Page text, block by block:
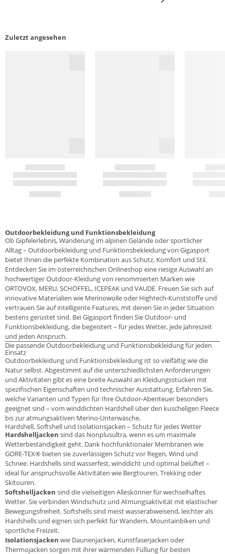
Zuletzt angesehen
Outdoorbekleidung und Funktionsbekleidung
Ob Gipfelerlebnis, Wanderung im alpinen Gelände oder sportlicher
Alltag – Outdoorbekleidung und Funktionsbekleidung von Gigasport
bietet Ihnen die perfekte Kombination aus Schutz, Komfort und Stil.
Entdecken Sie im österreichischen Onlineshop eine riesige Auswahl an
hochwertiger Outdoor-Kleidung von renommierten Marken wie
ORTOVOX, MERU, SCHÖFFEL, ICEPEAK und VAUDE. Freuen Sie sich auf
innovative Materialien wie Merinowolle oder Hightech-Kunststoffe und
vertrauen Sie auf intelligente Features, mit denen Sie in jeder Situation
bestens gerüstet sind. Bei Gigasport finden Sie Outdoor- und
Funktionsbekleidung, die begeistert – für jedes Wetter, jede Jahreszeit
und jeden Anspruch.
Die passende Outdoorbekleidung und Funktionsbekleidung für jeden
Einsatz
Outdoorbekleidung und Funktionsbekleidung ist so vielfältig wie die
Natur selbst. Abgestimmt auf die unterschiedlichsten Anforderungen
und Aktivitäten gibt es eine breite Auswahl an Kleidungsstücken mit
spezifischen Eigenschaften und technischer Ausstattung. Erfahren Sie,
welche Varianten und Typen für Ihre Outdoor-Abenteuer besonders
geeignet sind – vom winddichten Hardshell über den kuscheligen Fleece
bis zur atmungsaktiven Merino-Unterwäsche.
Hardshell, Softshell und Isolationsjacken – Schutz für jedes Wetter
Hardshelljacken sind das Nonplusultra, wenn es um maximale
Wetterbeständigkeit geht. Dank hochfunktionaler Membranen wie
GORE-TEX® bieten sie zuverlässigen Schutz vor Regen, Wind und
Schnee. Hardshells sind wasserfest, winddicht und optimal belüftet –
ideal für anspruchsvolle Aktivitäten wie Bergtouren, Trekking oder
Skitouren.
Softshelljacken sind die vielseitigen Alleskönner für wechselhaftes
Wetter. Sie verbinden Windschutz und Atmungsaktivität mit elastischer
Bewegungsfreiheit. Softshells sind meist wasserabweisend, leichter als
Hardshells und eignen sich perfekt für Wandern, Mountainbiken und
sportliche Freizeit.
Isolationsjacken wie Daunenjacken, Kunstfaserjacken oder
Thermojacken sorgen mit ihrer wärmenden Füllung für besten